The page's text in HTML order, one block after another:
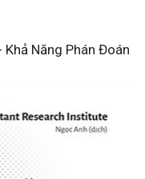
Năng Phán Đoán